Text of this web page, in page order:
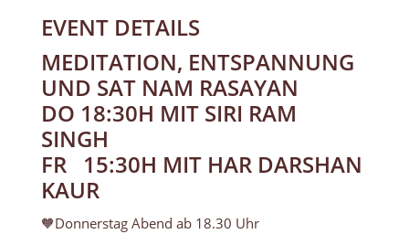
EVENT DETAILS
MEDITATION, ENTSPANNUNG
UND SAT NAM RASAYAN
DO 18:30H MIT SIRI RAM
SINGH
FR 15:30H MIT HAR DARSHAN
KAUR
🧡Donnerstag Abend ab 18.30 Uhr